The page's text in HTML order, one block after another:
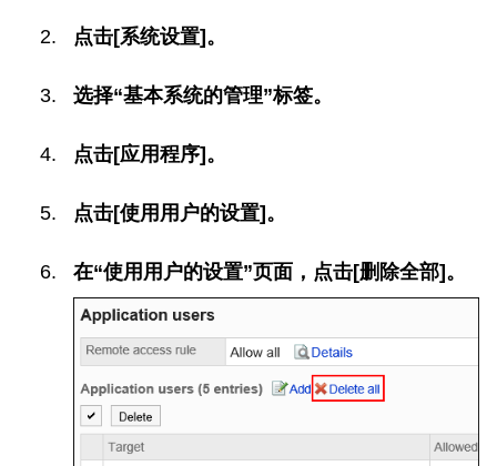
点击[系统设置]。
选择“基本系统的管理”标签。
点击[应用程序]。
点击[使用用户的设置]。
在“使用用户的设置”页面，点击[删除全部]。